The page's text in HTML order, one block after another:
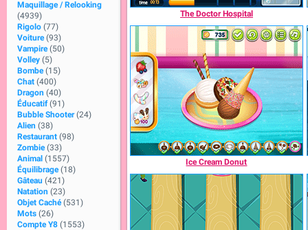
Maquillage / Relooking
(4939)
Rigolo (77)
Voiture (93)
Vampire (50)
Volley (5)
Bombe (15)
Chat (400)
Dragon (40)
Éducatif (91)
Bubble Shooter (24)
Alien (38)
Restaurant (98)
Zombie (33)
Animal (1557)
Équilibrage (18)
Gâteau (421)
Natation (23)
Objet Caché (531)
Mots (26)
Compte Y8 (1553)
The Doctor Hospital
Ice Cream Donut